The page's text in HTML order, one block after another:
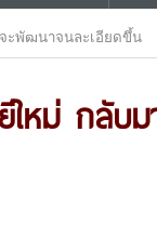
ะพัฒนาจนละเอียดขึ้น
หม่ กลับม